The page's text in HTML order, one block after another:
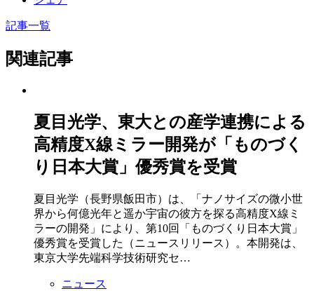
記事一覧
関連記事
夏目光学、東大との産学連携による
高精度X線ミラー開発が「ものづく
り日本大賞」優秀賞を受賞
夏目光学（長野県飯田市）は、「ナノサイズの微小世
界から何億光年と遥か宇宙の彼方を探る高精度X線ミ
ラーの開発」により、第10回「ものづくり日本大賞」
優秀賞を受賞した（ニュースリリース）。本開発は、
東京大学先端科学技術研究セ…
ニュース